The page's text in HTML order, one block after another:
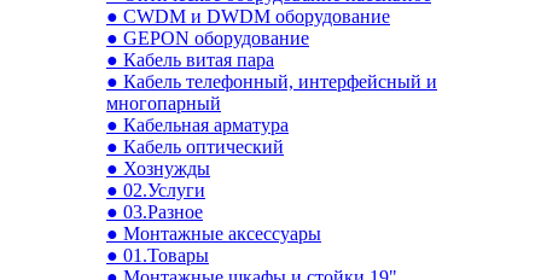
● CWDM и DWDM оборудование
● GEPON оборудование
● Кабель витая пара
● Кабель телефонный, интерфейсный и
многопарный
● Кабельная арматура
● Кабель оптический
● Хознужды
● 02.Услуги
● 03.Разное
● Монтажные аксессуары
● 01.Товары